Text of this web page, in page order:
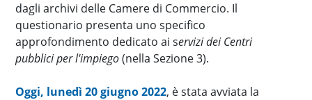
dagli archivi delle Camere di Commercio. Il
questionario presenta uno specifico
approfondimento dedicato ai servizi dei Centri
pubblici per l'impiego(nella Sezione 3).
Oggi, lunedì 20 giugno 2022, è stata avviata la